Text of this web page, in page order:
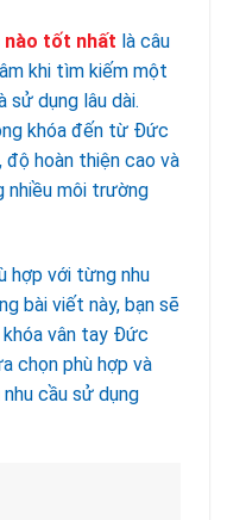
nào tốt nhất là câu
khi tìm kiếm một
sử dụng lâu dài.
khóa đến từ Đức
hoàn thiện cao và
nhiều môi trường
hợp với từng nhu
bài viết này, bạn sẽ
vân tay Đức
chọn phù hợp và
cầu sử dụng